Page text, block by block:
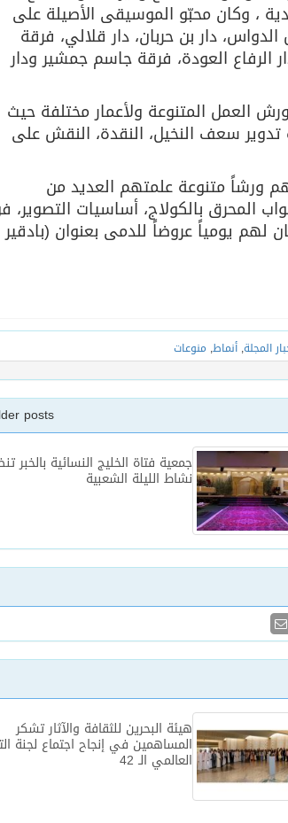
، وكان محبّو الموسيقى الأصيلة على
دار بن حربان، دار قلالي، فرقة
الرفاع العودة، فرقة جاسم جمشير ودار
العمل المتنوعة ولأعمار مختلفة حيث
تدوير سعف النخيل، النقدة، النقش على
ورشاً متنوعة علمتهم العديد من
المحرق بالكولاج، أساسيات التصوير،
لهم يومياً عروضاً للدمى بعنوان (بادقير
المجلة, أنماط, منوعات
posts
جمعية فتاة الخليج النسائية بالخبر
نشاط الليلة الشعبية
هيئة البحرين للثقافة والآثار تشكر
المساهمين في إنجاح اجتماع لجنة
العالمي الـ 42‎